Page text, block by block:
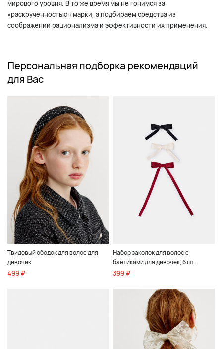
мирового уровня. В то же время мы не гонимся за
«раскрученностью» марки, а подбираем средства из
соображений рационализма и эффективности их применения.
Персональная подборка рекомендаций
для Вас
Твидовый ободок для волос для
девочек
499 ₽
Набор заколок для волос с
бантиками для девочек, 6 шт.
399 ₽